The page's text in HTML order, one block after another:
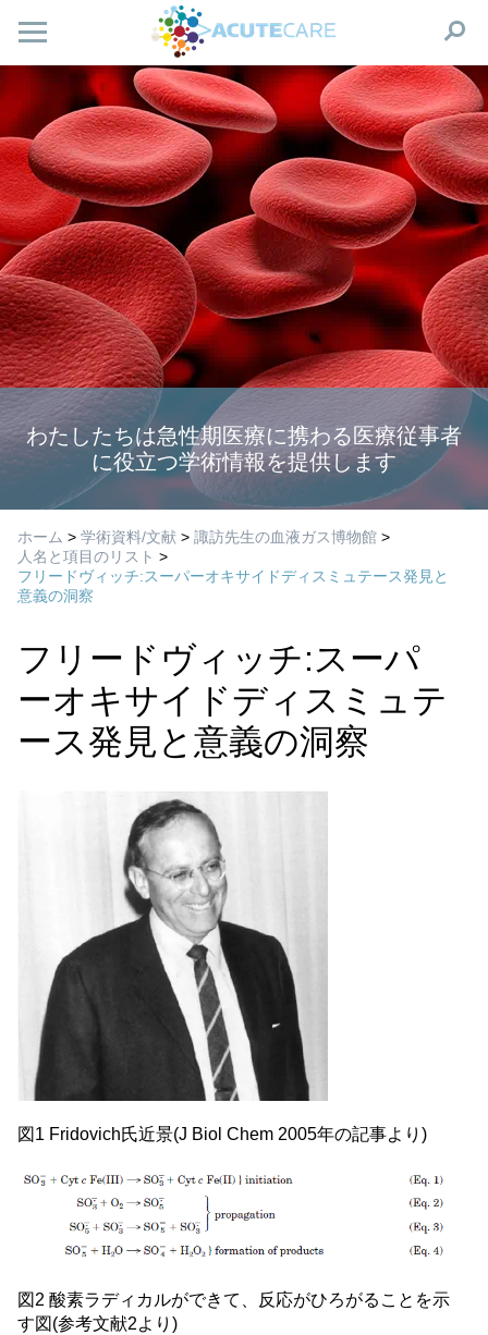
わたしたちは急性期医療に携わる医療従事者
に役立つ学術情報を提供します
ホーム > 学術資料/文献 > 諏訪先生の血液ガス博物館 >
人名と項目のリスト >
フリードヴィッチ:スーパーオキサイドディスミュテース発見と
意義の洞察
フリードヴィッチ:スーパ
ーオキサイドディスミュテ
ース発見と意義の洞察
図1 Fridovich氏近景(J Biol Chem 2005年の記事より)
図2 酸素ラディカルができて、反応がひろがることを示
す図(参考文献2より)